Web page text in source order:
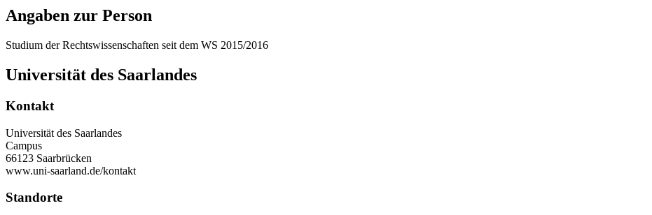
Angaben zur Person
Studium der Rechtswissenschaften seit dem WS 2015/2016
Universität des Saarlandes
Kontakt
Universität des Saarlandes
Campus
66123 Saarbrücken
www.uni-saarland.de/kontakt
Standorte